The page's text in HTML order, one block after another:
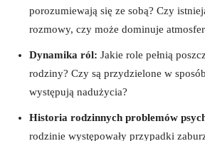
porozumiewają ⁣się ze sobą?‌ Czy
rozmowy, czy może⁤ dominuje
Dynamika ról: Jakie ​role ⁤pełnią
rodziny? Czy są⁣ przydzielone w
występują⁣ nadużycia?
Historia rodzinnych problemów
rodzinie występowały przypadki